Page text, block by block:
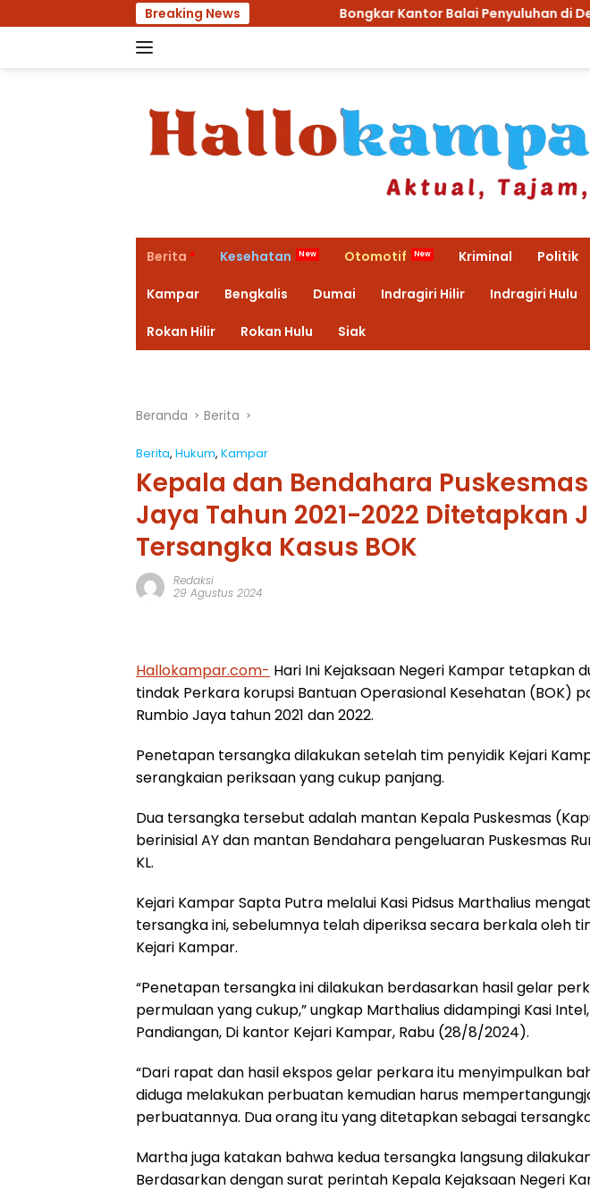
ke
Breaking NewsBongkar Kantor Balai Penyuluhan di Desa Muara Uwai,
Berita Kesehatan Otomotif Kriminal Politik
Kampar Bengkalis Dumai Indragiri Hilir Indragiri Hulu
Rokan Hilir Rokan Hulu Siak
Beranda Berita
Berita, Hukum, Kampar
Kepala dan Bendahara
Jaya Tahun 2021-2022 Ditetapkan
Tersangka Kasus BOK
Redaksi
29 Agustus 2024
Hallokampar.com- Hari Ini Kejaksaan Negeri Kampar tetapkan
tindak Perkara korupsi Bantuan Operasional Kesehatan (BOK)
Rumbio Jaya tahun 2021 dan 2022.
Penetapan tersangka dilakukan setelah tim penyidik Kejari
serangkaian periksaan yang cukup panjang.
Dua tersangka tersebut adalah mantan Kepala Puskesmas
berinisial AY dan mantan Bendahara pengeluaran Puskesmas
KL.
Kejari Kampar Sapta Putra melalui Kasi Pidsus Marthalius
tersangka ini, sebelumnya telah diperiksa secara berkala oleh
Kejari Kampar.
“Penetapan tersangka ini dilakukan berdasarkan hasil gelar
permulaan yang cukup,” ungkap Marthalius didampingi Kasi
Pandiangan, Di kantor Kejari Kampar, Rabu (28/8/2024).
“Dari rapat dan hasil ekspos gelar perkara itu menyimpulkan
diduga melakukan perbuatan kemudian harus
perbuatannya. Dua orang itu yang ditetapkan sebagai
Martha juga katakan bahwa kedua tersangka langsung
Berdasarkan dengan surat perintah Kepala Kejaksaan Negeri